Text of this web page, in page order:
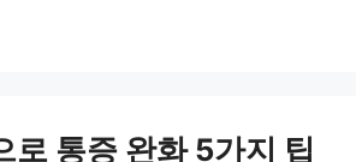
로 통증 완화 5가지 팁